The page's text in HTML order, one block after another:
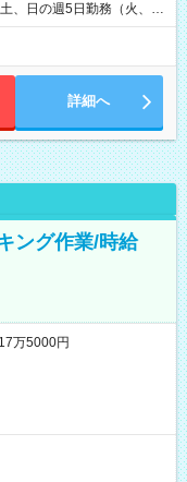
、日の週5日勤務（火、水
期休暇有り！） ・ワンシ
詳細へ
ング作業/時給
万5000円